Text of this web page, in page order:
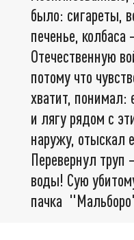
было: сигареты,
печенье,
Отечественную
потому что
хватит, понимал:
и лягу рядом с
наружу, отыскал
Перевернул
воды! Сую
пачка